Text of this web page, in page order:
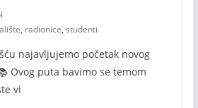
, radionice, studenti
najavljujemo početak novog
Ovog puta bavimo se temom
vi